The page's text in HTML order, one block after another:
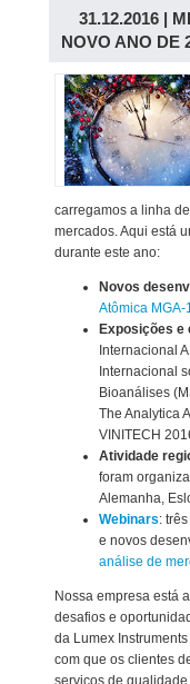
31.12.2016 |
NOVO ANO DE
carregamos a linha
mercados. Aqui está
durante este ano:
Novos
Atômica MGA-
Exposições e
Internacional
Internacional
Bioanálises
The Analytica
VINITECH
Atividade
foram
Alemanha,
Webinars:
e novos
análise de
Nossa empresa está
desafios e
da Lumex
com que os clientes
serviços de